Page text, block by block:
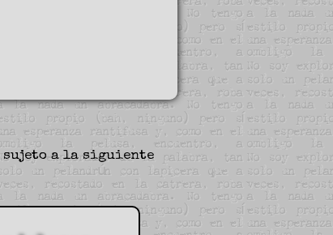
sujeto a la siguiente